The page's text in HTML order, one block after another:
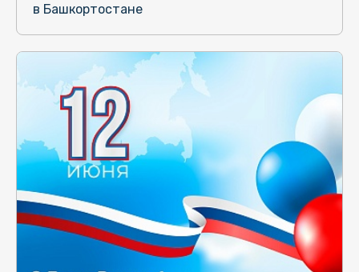
в Башкортостане